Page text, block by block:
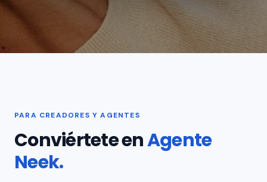
PARA CREADORES Y AGENTES
Conviértete enAgente
Neek.